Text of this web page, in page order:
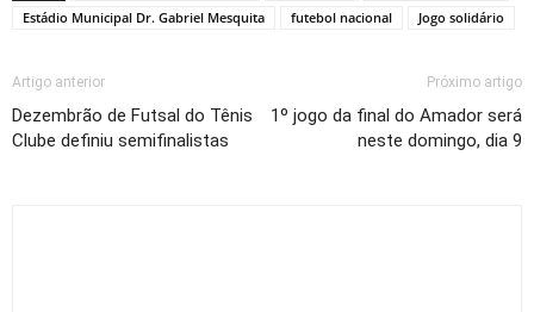
Estádio Municipal Dr. Gabriel Mesquita
futebol nacional Jogo solidário
Artigo anterior
Dezembrão de Futsal do Tênis
Clube definiu semifinalistas
Próximo artigo
1º jogo da final do Amador será
neste domingo, dia 9